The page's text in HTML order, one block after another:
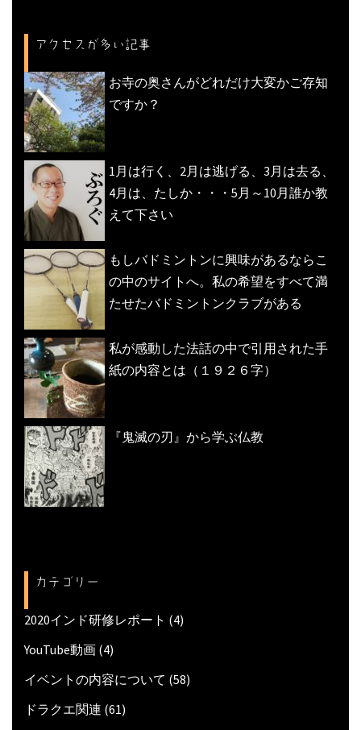
アクセスが多い記事
お寺の奥さんがどれだけ大変かご存知
ですか？
1月は行く、2月は逃げる、3月は去る、
4月は、たしか・・・5月～10月誰か教
えて下さい
もしバドミントンに興味があるならこ
の中のサイトへ。私の希望をすべて満
たせたバドミントンクラブがある
私が感動した法話の中で引用された手
紙の内容とは（１９２６字）
『鬼滅の刃』から学ぶ仏教
カテゴリー
2020インド研修レポート (4)
YouTube動画 (4)
イベントの内容について (58)
ドラクエ関連 (61)